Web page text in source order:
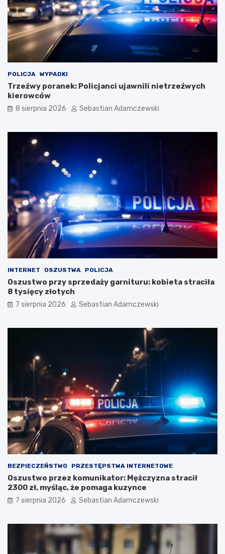
POLICJA WYPADKI
Trzeźwy poranek: Policjanci ujawnili nietrzeźwych
kierowców
8 sierpnia 2026 Sebastian Adamczewski
INTERNET OSZUSTWA POLICJA
Oszustwo przy sprzedaży garnituru: kobieta straciła
8 tysięcy złotych
7 sierpnia 2026 Sebastian Adamczewski
BEZPIECZEŃSTWO PRZESTĘPSTWA INTERNETOWE
Oszustwo przez komunikator: Mężczyzna stracił
2300 zł, myśląc, że pomaga kuzynce
7 sierpnia 2026 Sebastian Adamczewski